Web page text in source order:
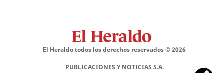
El Heraldo todos los derechos reservados ©2026
PUBLICACIONES Y NOTICIAS S.A.